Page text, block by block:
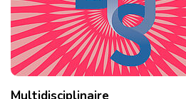
Multidisciplinaire